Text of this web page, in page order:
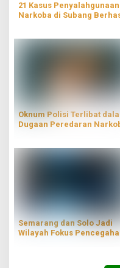
21 Kasus Penyalahgunaan
Narkoba di Subang
Oknum Polisi Terlibat
Dugaan Peredaran
Semarang dan Solo Jadi
Wilayah Fokus